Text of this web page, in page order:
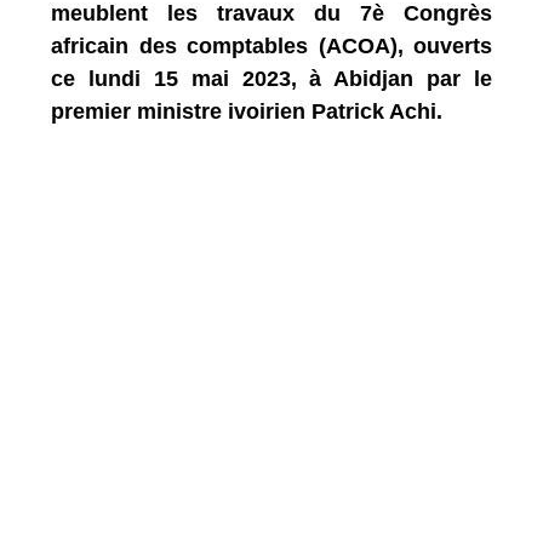
meublent les travaux du 7è Congrès
africain des comptables (ACOA), ouverts
ce lundi 15 mai 2023, à Abidjan par le
premier ministre ivoirien Patrick Achi.